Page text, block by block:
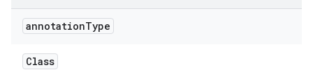
annotationType
Class